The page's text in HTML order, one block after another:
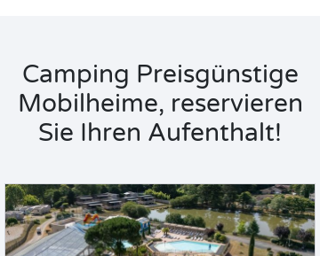
Camping Preisgünstige
Mobilheime, reservieren
Sie Ihren Aufenthalt!